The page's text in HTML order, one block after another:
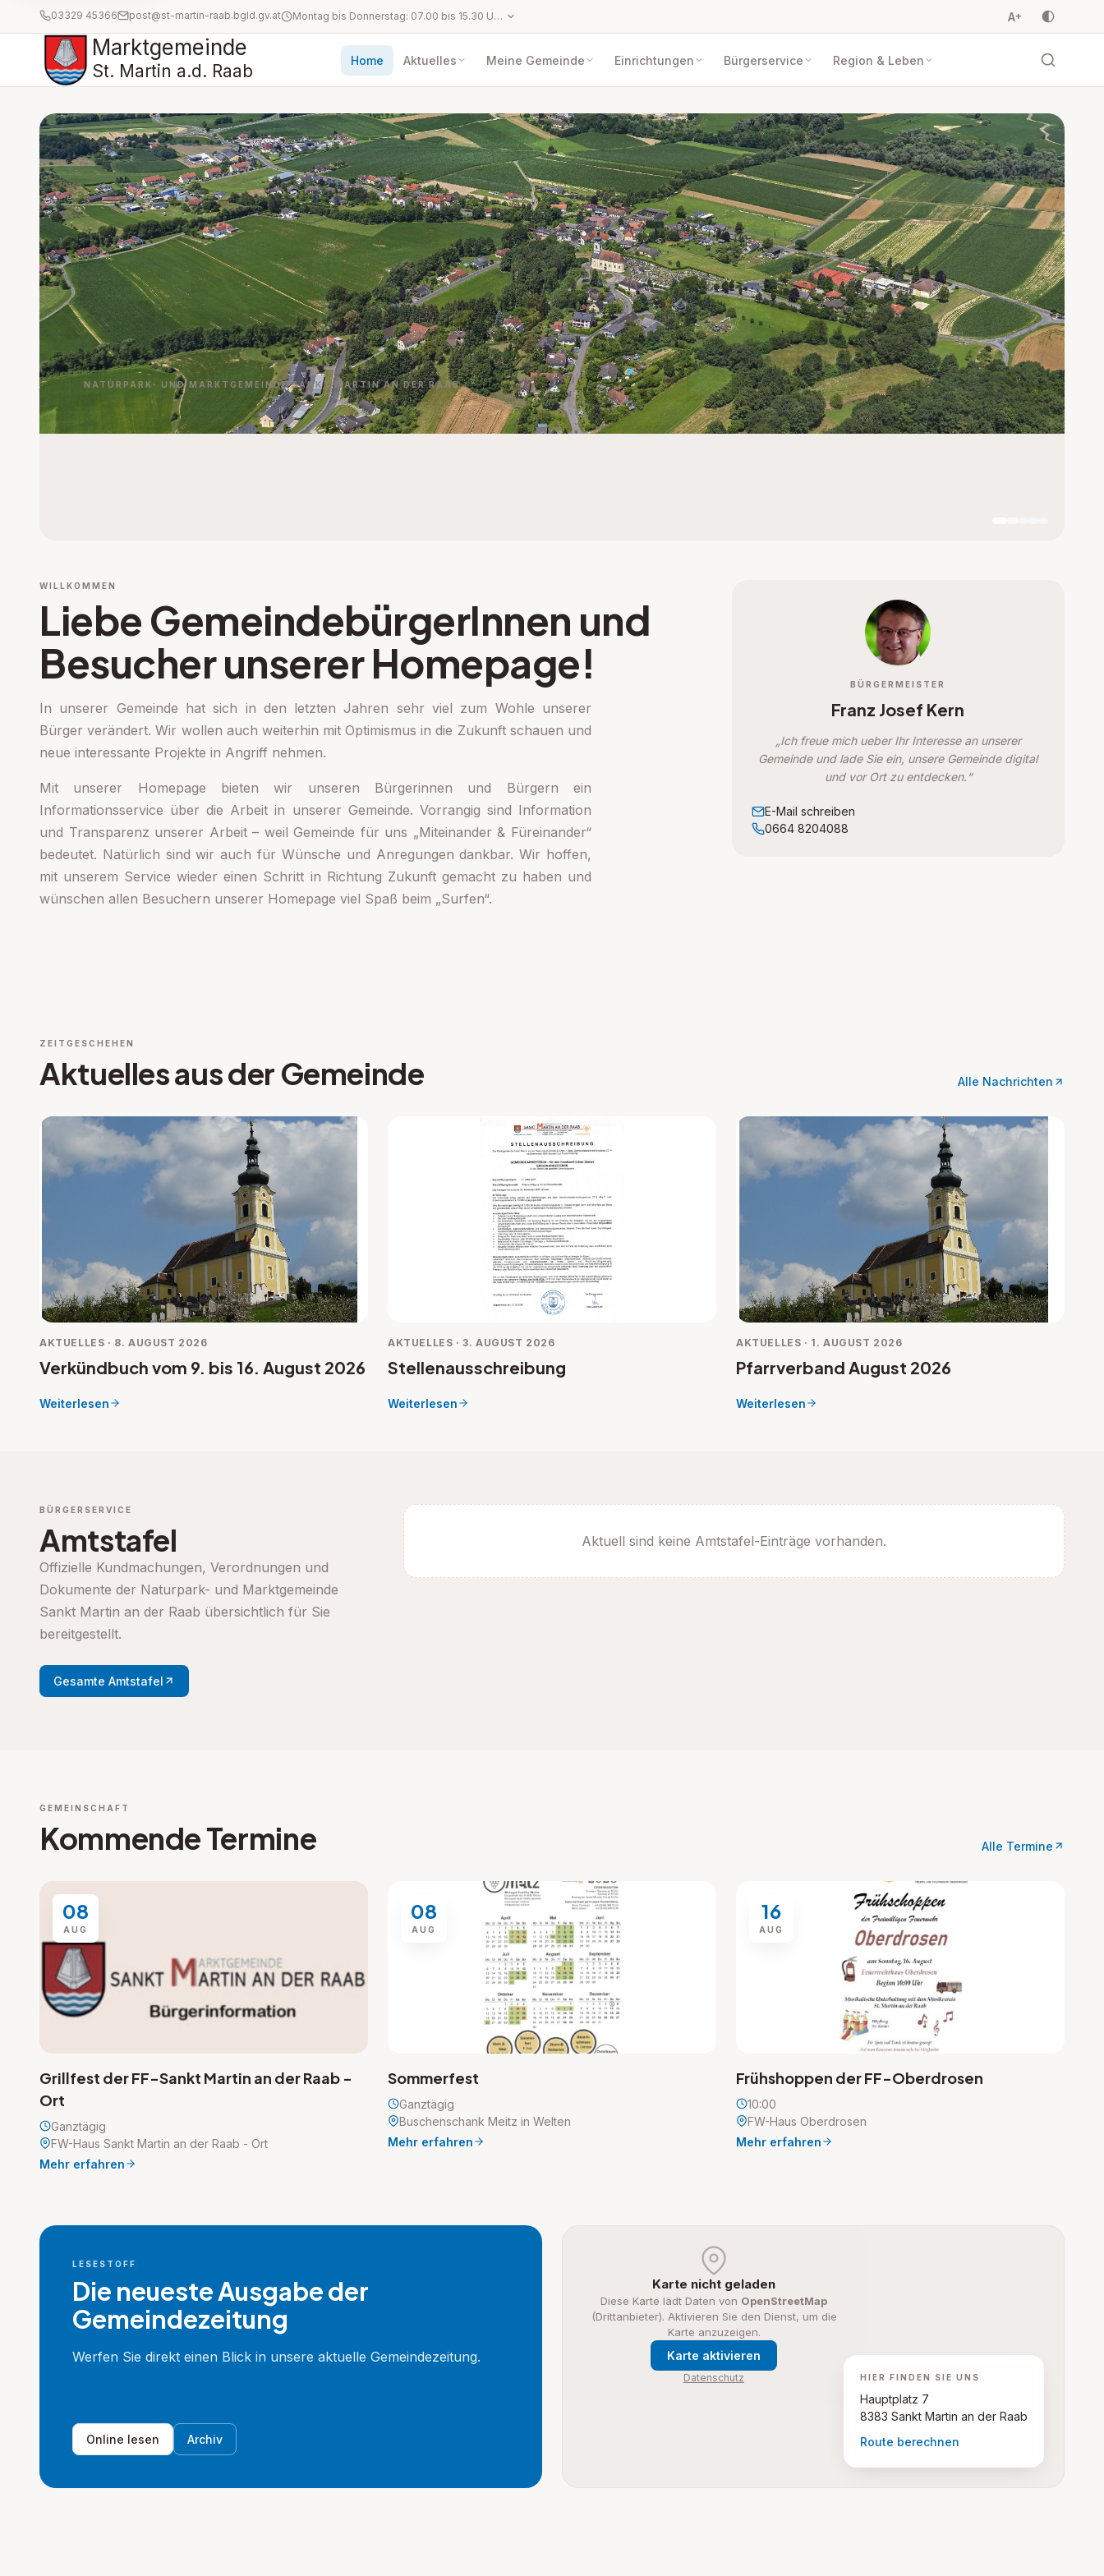
03329 45366 post@st-martin-raab.bgld.gv.at Montag bis Donnerstag: 07.00 bis 15.30 Uhr Freitag: 07.00 bis 13.00 Uhr An gesetzlichen Feiertagen, Karfreitag, Landesfeiertag (11.11.), Heiliger Abend (24.12.) und Silvester (31.12.) ist das Gemeindeamt geschlossen. A+
Marktgemeinde
St. Martin a.d. Raab
Home Aktuelles Meine Gemeinde Einrichtungen Bürgerservice Region & Leben
NATURPARK- UND MARKTGEMEINDE SANKT MARTIN AN DER RAAB
WILLKOMMEN
Liebe GemeindebürgerInnen und
Besucher unserer Homepage!
In unserer Gemeinde hat sich in den letzten Jahren sehr viel zum Wohle unserer
Bürger verändert. Wir wollen auch weiterhin mit Optimismus in die Zukunft schauen und
neue interessante Projekte in Angriff nehmen.
Mit unserer Homepage bieten wir unseren Bürgerinnen und Bürgern ein
Informationsservice über die Arbeit in unserer Gemeinde. Vorrangig sind Information
und Transparenz unserer Arbeit – weil Gemeinde für uns „Miteinander & Füreinander“
bedeutet. Natürlich sind wir auch für Wünsche und Anregungen dankbar. Wir hoffen,
mit unserem Service wieder einen Schritt in Richtung Zukunft gemacht zu haben und
wünschen allen Besuchern unserer Homepage viel Spaß beim „Surfen“.
BÜRGERMEISTER
Franz Josef Kern
„Ich freue mich ueber Ihr Interesse an unserer
Gemeinde und lade Sie ein, unsere Gemeinde digital
und vor Ort zu entdecken.“
E-Mail schreiben
0664 8204088
ZEITGESCHEHEN
Aktuelles aus der Gemeinde Alle Nachrichten
AKTUELLES · 8. AUGUST 2026
Verkündbuch vom 9. bis 16. August 2026
Weiterlesen
AKTUELLES · 3. AUGUST 2026
Stellenausschreibung
Weiterlesen
AKTUELLES · 1. AUGUST 2026
Pfarrverband August 2026
Weiterlesen
BÜRGERSERVICE
Amtstafel
Offizielle Kundmachungen, Verordnungen und
Dokumente der Naturpark- und Marktgemeinde
Sankt Martin an der Raab übersichtlich für Sie
bereitgestellt.
Gesamte Amtstafel
Aktuell sind keine Amtstafel-Einträge vorhanden.
GEMEINSCHAFT
Kommende Termine Alle Termine
08
AUG
Grillfest der FF-Sankt Martin an der Raab -
Ort
Ganztägig
FW-Haus Sankt Martin an der Raab - Ort
Mehr erfahren
08
AUG
Sommerfest
Ganztägig
Buschenschank Meitz in Welten
Mehr erfahren
16
AUG
Frühshoppen der FF-Oberdrosen
10:00
FW-Haus Oberdrosen
Mehr erfahren
LESESTOFF
Die neueste Ausgabe der
Gemeindezeitung
Werfen Sie direkt einen Blick in unsere aktuelle Gemeindezeitung.
Online lesen Archiv
HIER FINDEN SIE UNS
Hauptplatz 7
8383 Sankt Martin an der Raab
Route berechnen
Karte nicht geladen
Diese Karte lädt Daten von OpenStreetMap
(Drittanbieter). Aktivieren Sie den Dienst, um die
Karte anzuzeigen.
Karte aktivieren
Datenschutz